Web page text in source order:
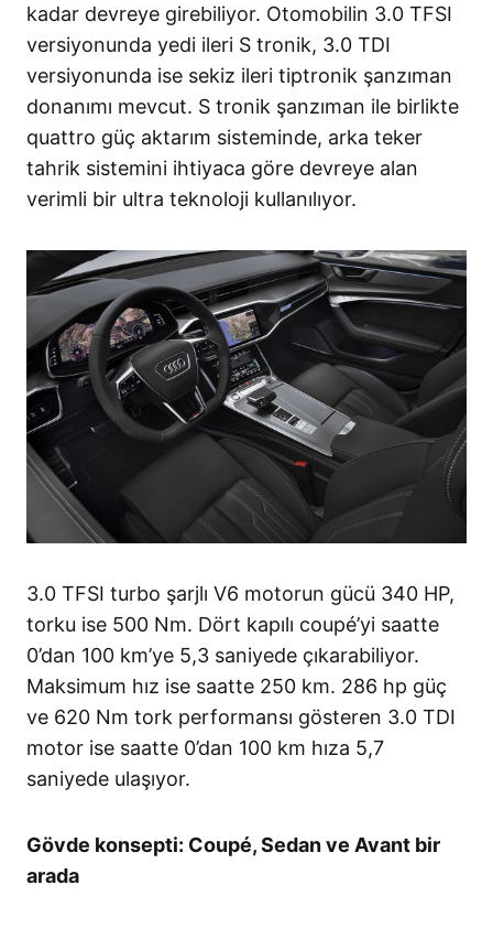
kadar devreye girebiliyor. Otomobilin 3.0 TFSI
versiyonunda yedi ileri S tronik, 3.0 TDI
versiyonunda ise sekiz ileri tiptronik şanzıman
donanımı mevcut. S tronik şanzıman ile birlikte
quattro güç aktarım sisteminde, arka teker
tahrik sistemini ihtiyaca göre devreye alan
verimli bir ultra teknoloji kullanılıyor.
3.0 TFSI turbo şarjlı V6 motorun gücü 340 HP,
torku ise 500 Nm. Dört kapılı coupé’yi saatte
0’dan 100 km’ye 5,3 saniyede çıkarabiliyor.
Maksimum hız ise saatte 250 km. 286 hp güç
ve 620 Nm tork performansı gösteren 3.0 TDI
motor ise saatte 0’dan 100 km hıza 5,7
saniyede ulaşıyor.
Gövde konsepti: Coupé, Sedan ve Avant bir
arada